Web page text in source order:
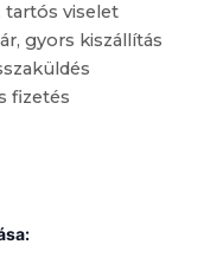
tartós viselet
gyors kiszállítás
fizetés